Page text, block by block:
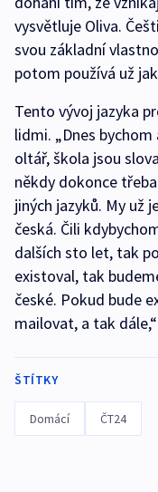
vysvětluje Oliva.
svou základní
potom používá už
Tento vývoj jazyka
lidmi. „Dnes
oltář, škola jsou
někdy dokonce
jiných jazyků. My už
česká. Čili
dalších sto let, tak
existoval, tak
české. Pokud bude
mailovat, a tak
ŠTÍTKY
Domácí ČT24